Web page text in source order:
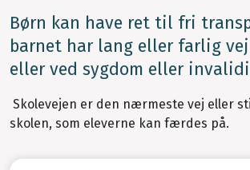
Børn kan have ret til fri
barnet har lang eller farlig
eller ved sygdom eller
Skolevejen er den nærmeste vej eller
skolen, som eleverne kan færdes på.